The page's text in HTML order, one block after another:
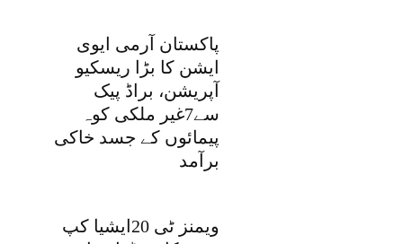
پاکستان آرمی ایوی
ایشن کا بڑا ریسکیو
آپریشن، براڈ پیک
سے7غیر ملکی کوہ
پیمائوں کے جسد خاکی
برآمد
ویمنز ٹی 20ایشیا کپ